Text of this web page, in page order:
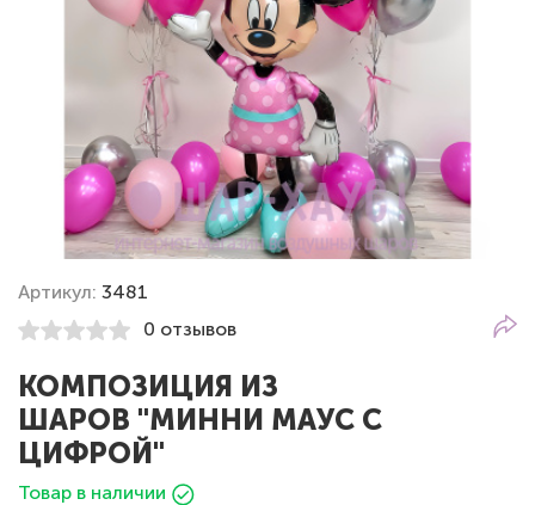
Артикул: 3481
0 отзывов
КОМПОЗИЦИЯ ИЗ
ШАРОВ "МИННИ МАУС С
ЦИФРОЙ"
Товар в наличии